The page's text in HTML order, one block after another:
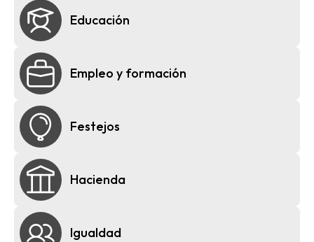
Educación
Empleo y formación
Festejos
Hacienda
Igualdad